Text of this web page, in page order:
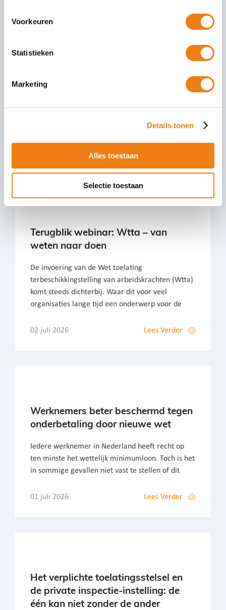
Voorkeuren
Statistieken
Marketing
Details tonen
Alles toestaan
Selectie toestaan
Eerste Kamer akkoord met wet meer
Dinsdag 7 juli 2026 heeft de Eerste Kamer
Terugblik webinar: Wtta – van
weten naar doen
De invoering van de Wet toelating
terbeschikkingstelling van arbeidskrachten (Wtta)
komt steeds dichterbij. Waar dit voor veel
organisaties lange tijd een onderwerp voor de
02 juli 2026 Lees Verder
Werknemers beter beschermd tegen
onderbetaling door nieuwe wet
Iedere werknemer in Nederland heeft recht op
ten minste het wettelijk minimumloon. Toch is het
in sommige gevallen niet vast te stellen of dit
01 juli 2026 Lees Verder
Het verplichte toelatingsstelsel en
de private inspectie-instelling: de
één kan niet zonder de ander